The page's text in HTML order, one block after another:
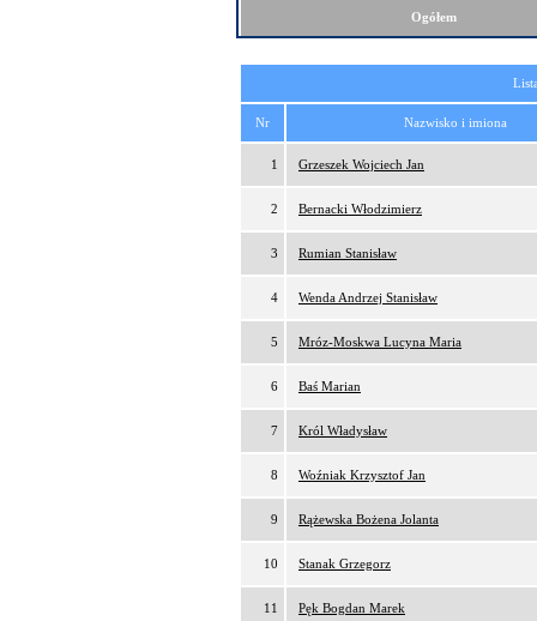
Ogółem
Nr Nazwisko i imiona
1 Grzeszek Wojciech Jan
2 Bernacki Włodzimierz
3 Rumian Stanisław
4 Wenda Andrzej Stanisław
5 Mróz-Moskwa Lucyna Maria
6 Baś Marian
7 Król Władysław
8 Woźniak Krzysztof Jan
9 Rążewska Bożena Jolanta
10 Stanak Grzegorz
11 Pęk Bogdan Marek